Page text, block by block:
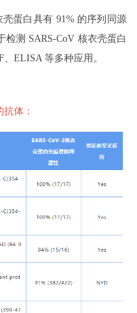
壳蛋白具有 91% 的序列同源
检测 SARS-CoV 核衣壳蛋白
ELISA 等多种应用。
体：